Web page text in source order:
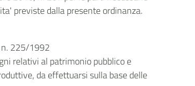
previste dalla presente ordinanza.
n. 225/1992
relativi al patrimonio pubblico e
da effettuarsi sulla base delle